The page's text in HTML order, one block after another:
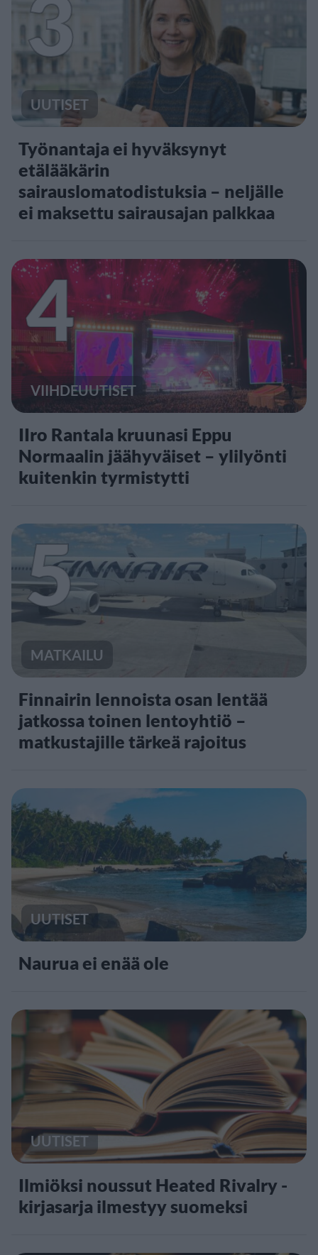
3
UUTISET
Työnantaja ei hyväksynyt
etälääkärin
sairauslomatodistuksia – neljälle
ei maksettu sairausajan palkkaa
4
VIIHDEUUTISET
IIro Rantala kruunasi Eppu
Normaalin jäähyväiset – ylilyönti
kuitenkin tyrmistytti
5
MATKAILU
Finnairin lennoista osan lentää
jatkossa toinen lentoyhtiö –
matkustajille tärkeä rajoitus
UUTISET
Naurua ei enää ole
UUTISET
Ilmiöksi noussut Heated Rivalry -
kirjasarja ilmestyy suomeksi